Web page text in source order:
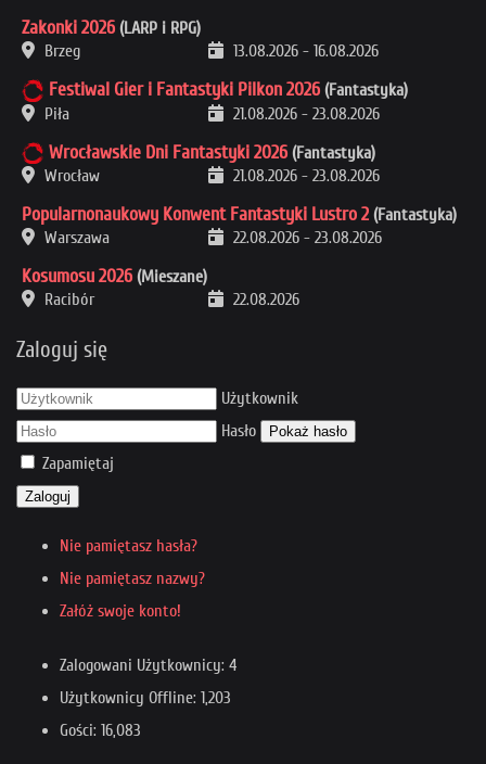
Zakonki 2026 (LARP i RPG)
Brzeg
13.08.2026 - 16.08.2026
Festiwal Gier i Fantastyki Pilkon 2026 (Fantastyka)
Piła
21.08.2026 - 23.08.2026
Wrocławskie Dni Fantastyki 2026 (Fantastyka)
Wrocław
21.08.2026 - 23.08.2026
Popularnonaukowy Konwent Fantastyki Lustro 2 (Fantastyka)
Warszawa
22.08.2026 - 23.08.2026
Kosumosu 2026 (Mieszane)
Racibór
22.08.2026
Zaloguj się
Użytkownik
Hasło
Pokaż hasło
Zapamiętaj
Zaloguj
Nie pamiętasz hasła?
Nie pamiętasz nazwy?
Załóż swoje konto!
Zalogowani Użytkownicy: 4
Użytkownicy Offline: 1,203
Gości: 16,083